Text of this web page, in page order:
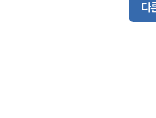
다